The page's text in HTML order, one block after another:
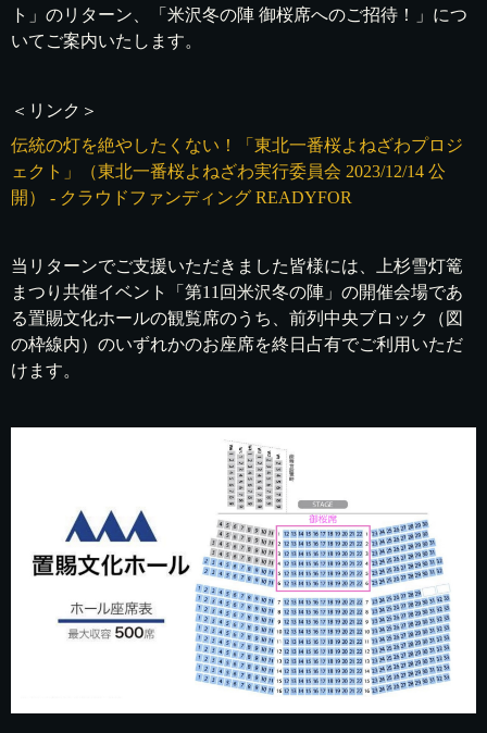
ト」のリターン、「米沢冬の陣 御桜席へのご招待！」につ
いてご案内いたします。
＜リンク＞
伝統の灯を絶やしたくない！「東北一番桜よねざわプロジ
ェクト」（東北一番桜よねざわ実行委員会 2023/12/14 公
開） - クラウドファンディング READYFOR
当リターンでご支援いただきました皆様には、上杉雪灯篭
まつり共催イベント「第11回米沢冬の陣」の開催会場であ
る置賜文化ホールの観覧席のうち、前列中央ブロック（図
の枠線内）のいずれかのお座席を終日占有でご利用いただ
けます。